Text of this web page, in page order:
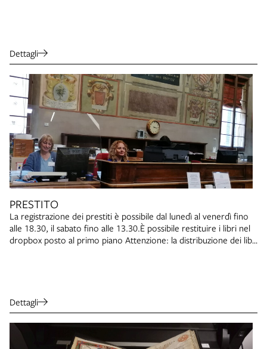
Dettagli
PRESTITO
La registrazione dei prestiti è possibile dal lunedì al venerdì fino
alle 18.30, il sabato fino alle 13.30.È possibile restituire i libri nel
dropbox posto al primo piano Attenzione: la distribuzione dei libri
Dettagli